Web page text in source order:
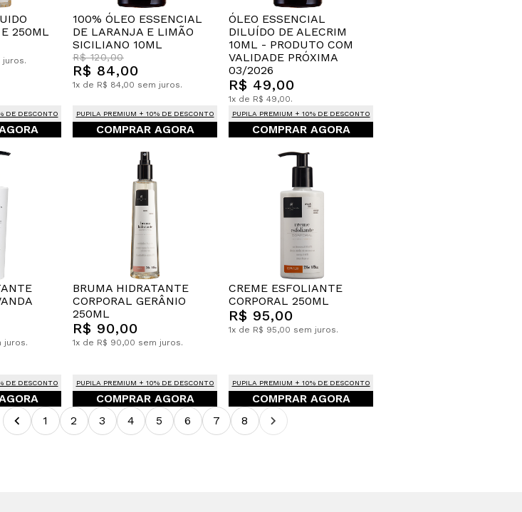
E 250ML
juros.
DE DESCONTO
100% ÓLEO ESSENCIAL
DE LARANJA E LIMÃO
SICILIANO 10ML
R$ 120,00
R$ 84,00
1x de R$ 84,00 sem juros.
PUPILA PREMIUM + 10% DE DESCONTO
COMPRAR AGORA
ÓLEO ESSENCIAL
DILUÍDO DE ALECRIM
10ML - PRODUTO COM
VALIDADE PRÓXIMA
03/2026
R$ 49,00
1x de R$ 49,00.
PUPILA PREMIUM + 10% DE DESCONTO
COMPRAR AGORA
juros.
DE DESCONTO
BRUMA HIDRATANTE
CORPORAL GERÂNIO
250ML
R$ 90,00
1x de R$ 90,00 sem juros.
PUPILA PREMIUM + 10% DE DESCONTO
COMPRAR AGORA
CREME ESFOLIANTE
CORPORAL 250ML
R$ 95,00
1x de R$ 95,00 sem juros.
PUPILA PREMIUM + 10% DE DESCONTO
COMPRAR AGORA
1
2 3 4 5 6 7 8